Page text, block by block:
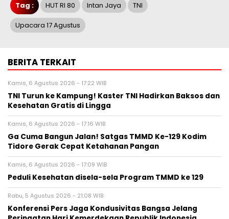
Tag : HUT RI 80 Intan Jaya TNI
Upacara 17 Agustus
BERITA TERKAIT
Kamis, 6 Agustus 2026 - 17:22 WIB
TNI Turun ke Kampung! Kaster TNI Hadirkan Baksos dan
Kesehatan Gratis di Lingga
Kamis, 6 Agustus 2026 - 17:16 WIB
Ga Cuma Bangun Jalan! Satgas TMMD Ke-129 Kodim
Tidore Gerak Cepat Ketahanan Pangan
Kamis, 6 Agustus 2026 - 17:09 WIB
Peduli Kesehatan disela-sela Program TMMD ke 129
Rabu, 5 Agustus 2026 - 21:08 WIB
Konferensi Pers Jaga Kondusivitas Bangsa Jelang